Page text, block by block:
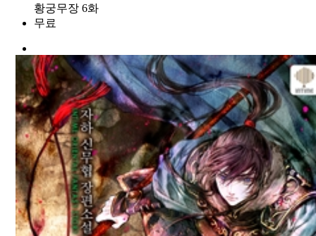
황궁무장 6화
무료